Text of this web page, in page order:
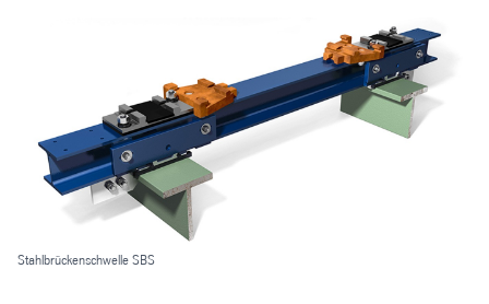
Stahlbrückenschwelle SBS